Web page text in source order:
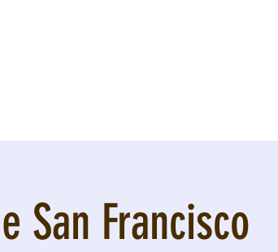
San Francisco